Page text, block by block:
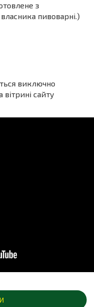
з
пивоварні.)
виключно
сайту